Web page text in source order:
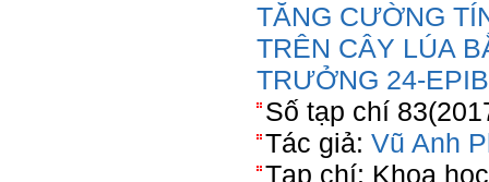
TĂNG CƯỜNG
TRÊN CÂY LÚA
TRƯỞNG 24-
Số tạp chí
Tác giả: Vũ Anh
Tạp chí: Khoa